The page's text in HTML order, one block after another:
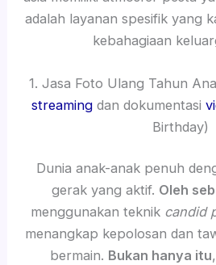
adalah layanan spesifik yang
kebahagiaan
1. Jasa Foto Ulang Tahun
streaming dan dokumentasi
Birthday)
Dunia anak-anak penuh
gerak yang aktif. Oleh
menggunakan teknik candid
menangkap kepolosan dan
bermain. Bukan hanya itu